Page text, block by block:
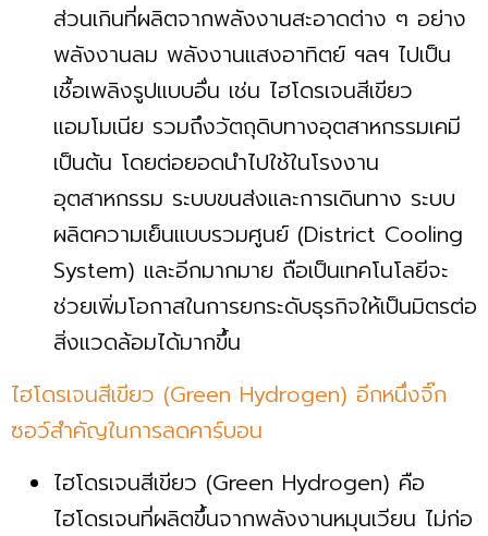
ส่วนเกินที่ผลิตจากพลังงานสะอาดต่าง ๆ อย่าง
พลังงานลม พลังงานแสงอาทิตย์ ฯลฯ ไปเป็น
เชื้อเพลิงรูปแบบอื่น เช่น ไฮโดรเจนสีเขียว
แอมโมเนีย รวมถึงวัตถุดิบทางอุตสาหกรรมเคมี
เป็นต้น โดยต่อยอดนำไปใช้ในโรงงาน
อุตสาหกรรม ระบบขนส่งและการเดินทาง ระบบ
ผลิตความเย็นแบบรวมศูนย์ (District Cooling
System) และอีกมากมาย ถือเป็นเทคโนโลยีจะ
ช่วยเพิ่มโอกาสในการยกระดับธุรกิจให้เป็นมิตรต่อ
สิ่งแวดล้อมได้มากขึ้น
ไฮโดรเจนสีเขียว (Green Hydrogen) อีกหนึ่งจิ๊ก
ซอว์สำคัญในการลดคาร์บอน
ไฮโดรเจนสีเขียว (Green Hydrogen) คือ
ไฮโดรเจนที่ผลิตขึ้นจากพลังงานหมุนเวียน ไม่ก่อ